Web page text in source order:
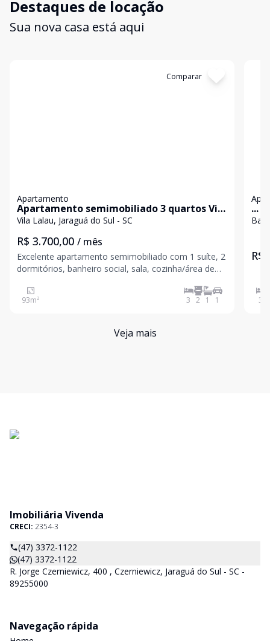
Destaques de locação
Sua nova casa está aqui
Comparar
Apartamento
Apartamento semimobiliado 3 quartos Vila
Lalau - Jaraguá do Sul / SC
Vila Lalau, Jaraguá do Sul - SC
R$ 3.700,00 / mês
Excelente apartamento semimobiliado com 1 suíte, 2
dormitórios, banheiro social, sala, cozinha/área de
vaga de garagem. Áreas de lazer totalmente
equipadas e climatizadas, 2 salões de festas
93m² 3 2 1 1
...
R$
3
Veja mais
Imobiliária Vivenda
CRECI: 2354-3
(47) 3372-1122
(47) 3372-1122
R. Jorge Czerniewicz, 400 , Czerniewicz, Jaraguá do Sul - SC -
89255000
Navegação rápida